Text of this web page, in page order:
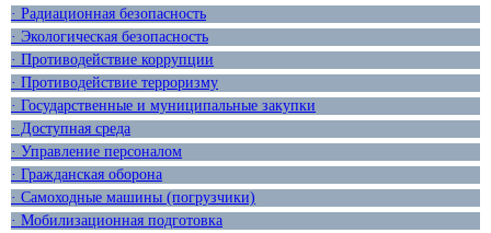
· Радиационная безопасность
· Экологическая безопасность
· Противодействие коррупции
· Противодействие терроризму
· Государственные и муниципальные закупки
· Доступная среда
· Управление персоналом
· Гражданская оборона
· Самоходные машины (погрузчики)
· Мобилизационная подготовка